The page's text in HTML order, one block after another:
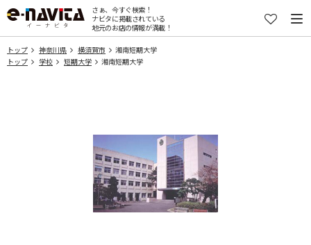
さぁ、今すぐ検索！
ナビタに掲載されている
地元のお店の情報が満載！
トップ 神奈川県 横須賀市
湘南短期大学
トップ
学校 短期大学 湘南短期大学